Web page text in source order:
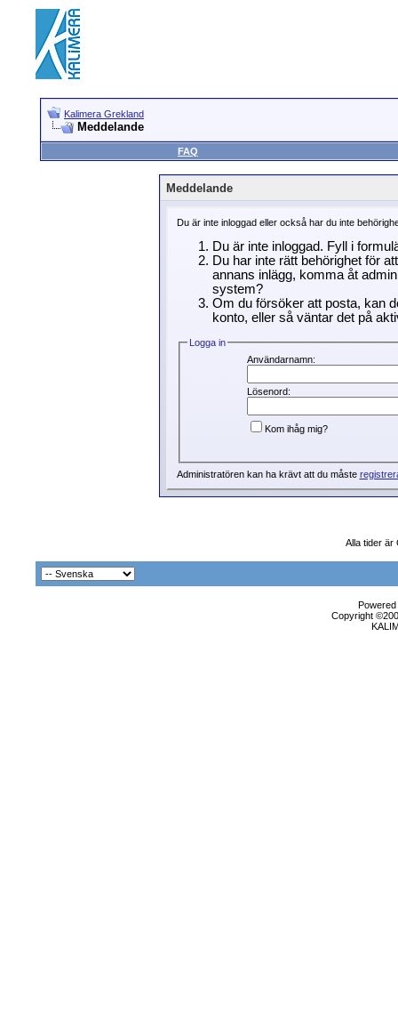
Kalimera Grekland
Meddelande
FAQ
Meddelande
Du är inte inloggad eller också har du inte
Du är inte inloggad. Fyll i
Du har inte rätt behörighet för
annans inlägg, komma åt
system?
Om du försöker att posta, kan
konto, eller så väntar det på
Logga in
Användarnamn:
Lösenord:
Kom ihåg mig?
Administratören kan ha krävt att du måste
Alla tider är
Copyright